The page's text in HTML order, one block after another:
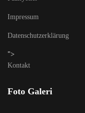
Impressum
Datenschutzerklärung
">
Kontakt
Foto Galeri